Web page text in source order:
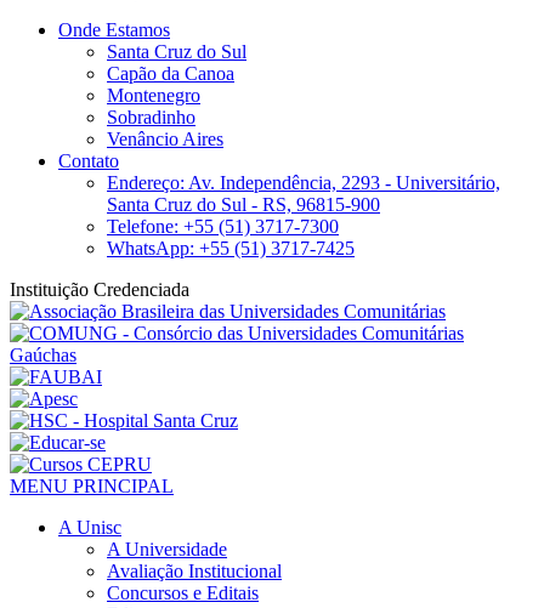
Onde Estamos
Santa Cruz do Sul
Capão da Canoa
Montenegro
Sobradinho
Venâncio Aires
Contato
Endereço: Av. Independência, 2293 - Universitário,
Santa Cruz do Sul - RS, 96815-900
Telefone: +55 (51) 3717-7300
WhatsApp: +55 (51) 3717-7425
Instituição Credenciada
MENU PRINCIPAL
A Unisc
A Universidade
Avaliação Institucional
Concursos e Editais